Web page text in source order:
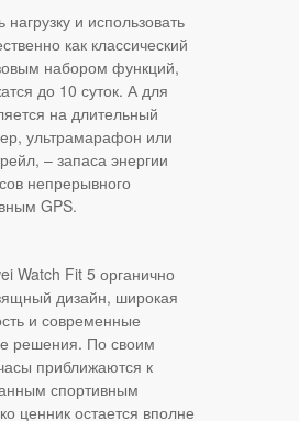
нагрузку и использовать
как классический
набором функций,
до 10 суток. А для
на длительный
ультрамарафон или
– запаса энергии
непрерывного
GPS.
Watch Fit 5 органично
дизайн, широкая
и современные
решения. По своим
приближаются к
спортивным
ценник остается вполне